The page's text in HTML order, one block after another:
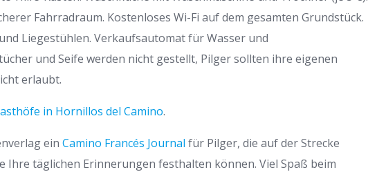
Fahrradraum. Kostenloses Wi-Fi auf dem gesamten Grundstück.
Liegestühlen. Verkaufsautomat für Wasser und
und Seife werden nicht gestellt, Pilger sollten ihre eigenen
erlaubt.
in Hornillos del Camino.
ein Camino Francés Journal für Pilger, die auf der Strecke
Ihre täglichen Erinnerungen festhalten können. Viel Spaß beim